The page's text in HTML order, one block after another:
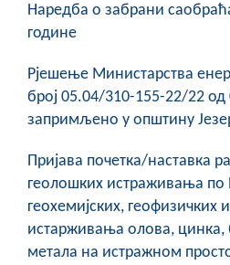
Наредба о забрани
године
Рјешење Министарства
број 05.04/310-155-22/22
запримљено у општину
Пријава почетка/наставка
геолошких истраживања по
геохемијских, геофизичких
истарживања олова, цинка,
метала на истражном